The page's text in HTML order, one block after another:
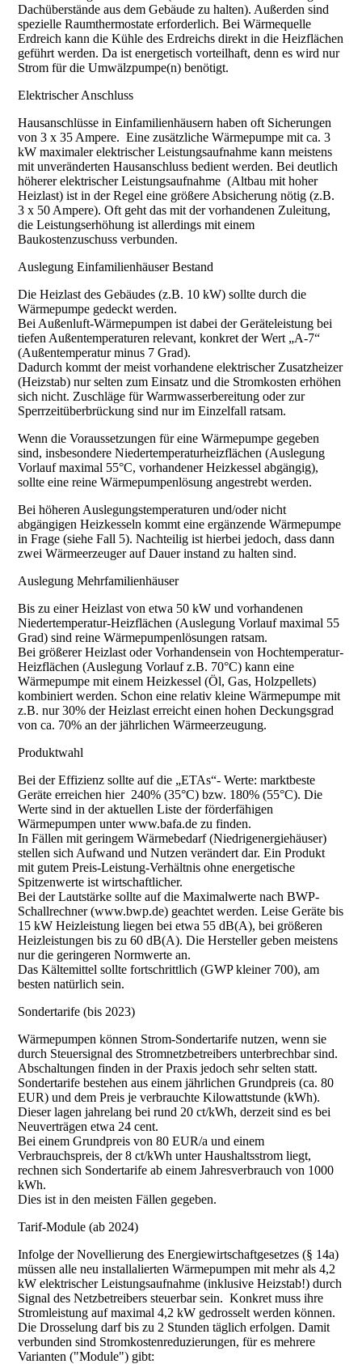
Dachüberstände aus dem Gebäude zu halten). Außerden sind
spezielle Raumthermostate erforderlich. Bei Wärmequelle
Erdreich kann die Kühle des Erdreichs direkt in die Heizflächen
geführt werden. Da ist energetisch vorteilhaft, denn es wird nur
Strom für die Umwälzpumpe(n) benötigt.
Elektrischer Anschluss
Hausanschlüsse in Einfamilienhäusern haben oft Sicherungen
von 3 x 35 Ampere. Eine zusätzliche Wärmepumpe mit ca. 3
kW maximaler elektrischer Leistungsaufnahme kann meistens
mit unveränderten Hausanschluss bedient werden. Bei deutlich
höherer elektrischer Leistungsaufnahme (Altbau mit hoher
Heizlast) ist in der Regel eine größere Absicherung nötig (z.B.
3 x 50 Ampere). Oft geht das mit der vorhandenen Zuleitung,
die Leistungserhöhung ist allerdings mit einem
Baukostenzuschuss verbunden.
Auslegung Einfamilienhäuser Bestand
Die Heizlast des Gebäudes (z.B. 10 kW) sollte durch die
Wärmepumpe gedeckt werden.
Bei Außenluft-Wärmepumpen ist dabei der Geräteleistung bei
tiefen Außentemperaturen relevant, konkret der Wert „A-7“
(Außentemperatur minus 7 Grad).
Dadurch kommt der meist vorhandene elektrischer Zusatzheizer
(Heizstab) nur selten zum Einsatz und die Stromkosten erhöhen
sich nicht. Zuschläge für Warmwasserbereitung oder zur
Sperrzeitüberbrückung sind nur im Einzelfall ratsam.
Wenn die Voraussetzungen für eine Wärmepumpe gegeben
sind, insbesondere Niedertemperaturheizflächen (Auslegung
Vorlauf maximal 55°C, vorhandener Heizkessel abgängig),
sollte eine reine Wärmepumpenlösung angestrebt werden.
Bei höheren Auslegungstemperaturen und/oder nicht
abgängigen Heizkesseln kommt eine ergänzende Wärmepumpe
in Frage (siehe Fall 5). Nachteilig ist hierbei jedoch, dass dann
zwei Wärmeerzeuger auf Dauer instand zu halten sind.
Auslegung Mehrfamilienhäuser
Bis zu einer Heizlast von etwa 50 kW und vorhandenen
Niedertemperatur-Heizflächen (Auslegung Vorlauf maximal 55
Grad) sind reine Wärmepumpenlösungen ratsam.
Bei größerer Heizlast oder Vorhandensein von Hochtemperatur-
Heizflächen (Auslegung Vorlauf z.B. 70°C) kann eine
Wärmepumpe mit einem Heizkessel (Öl, Gas, Holzpellets)
kombiniert werden. Schon eine relativ kleine Wärmepumpe mit
z.B. nur 30% der Heizlast erreicht einen hohen Deckungsgrad
von ca. 70% an der jährlichen Wärmeerzeugung.
Produktwahl
Bei der Effizienz sollte auf die „ETAs“- Werte: marktbeste
Geräte erreichen hier 240% (35°C) bzw. 180% (55°C). Die
Werte sind in der aktuellen Liste der förderfähigen
Wärmepumpen unter www.bafa.de zu finden.
In Fällen mit geringem Wärmebedarf (Niedrigenergiehäuser)
stellen sich Aufwand und Nutzen verändert dar. Ein Produkt
mit gutem Preis-Leistung-Verhältnis ohne energetische
Spitzenwerte ist wirtschaftlicher.
Bei der Lautstärke sollte auf die Maximalwerte nach BWP-
Schallrechner (www.bwp.de) geachtet werden. Leise Geräte bis
15 kW Heizleistung liegen bei etwa 55 dB(A), bei größeren
Heizleistungen bis zu 60 dB(A). Die Hersteller geben meistens
nur die geringeren Normwerte an.
Das Kältemittel sollte fortschrittlich (GWP kleiner 700), am
besten natürlich sein.
Sondertarife (bis 2023)
Wärmepumpen können Strom-Sondertarife nutzen, wenn sie
durch Steuersignal des Stromnetzbetreibers unterbrechbar sind.
Abschaltungen finden in der Praxis jedoch sehr selten statt.
Sondertarife bestehen aus einem jährlichen Grundpreis (ca. 80
EUR) und dem Preis je verbrauchte Kilowattstunde (kWh).
Dieser lagen jahrelang bei rund 20 ct/kWh, derzeit sind es bei
Neuverträgen etwa 24 cent.
Bei einem Grundpreis von 80 EUR/a und einem
Verbrauchspreis, der 8 ct/kWh unter Haushaltsstrom liegt,
rechnen sich Sondertarife ab einem Jahresverbrauch von 1000
kWh.
Dies ist in den meisten Fällen gegeben.
Tarif-Module (ab 2024)
Infolge der Novellierung des Energiewirtschaftgesetzes (§ 14a)
müssen alle neu installalierten Wärmepumpen mit mehr als 4,2
kW elektrischer Leistungsaufnahme (inklusive Heizstab!) durch
Signal des Netzbetreibers steuerbar sein. Konkret muss ihre
Stromleistung auf maximal 4,2 kW gedrosselt werden können.
Die Drosselung darf bis zu 2 Stunden täglich erfolgen. Damit
verbunden sind Stromkostenreduzierungen, für es mehrere
Varianten ("Module") gibt: